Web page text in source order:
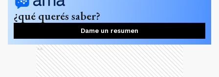
¿qué querés saber?
Dame un resumen
Ads